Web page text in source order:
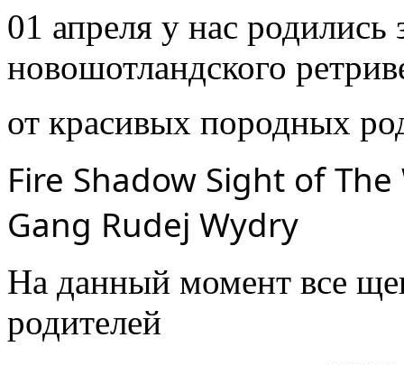
01 апреля у нас
новошотландского
от красивых породных
Fire Shadow Sight of
Gang Rudej Wydry
На данный момент все
родителей